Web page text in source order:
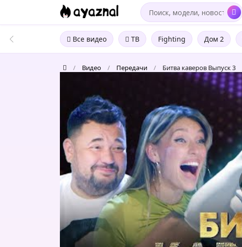
Все видео ТВ Fighting Дом 2
/ Видео / Передачи / Битва каверов Выпуск 3
каверов
Выпуск
3